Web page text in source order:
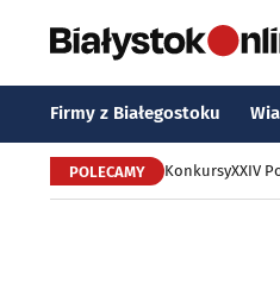
Firmy z Białegostoku
POLECAMY KonkursyXXIV